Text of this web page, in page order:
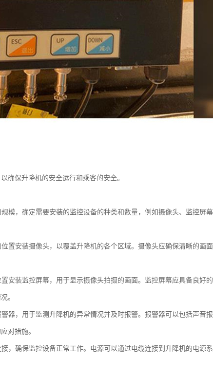
确保升降机的安全运行和乘客的安全。
模，确定需要安装的监控设备的种类和数量，例如摄像头、监控屏
置安装摄像头，以覆盖升降机的各个区域。摄像头应确保清晰的画
安装监控屏幕，用于显示摄像头拍摄的画面。监控屏幕应具备良好
。
器，用于监测升降机的异常情况并及时报警。报警器可以包括声音
对措施。
，确保监控设备正常工作。电源可以通过电缆连接到升降机的电源系